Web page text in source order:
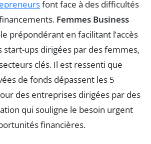
font face à des difficultés
Femmes Business
prépondérant en facilitant l’accès
start-ups dirigées par des femmes,
clés. Il est ressenti que
de fonds dépassent les 5
des entreprises dirigées par des
qui souligne le besoin urgent
financières.